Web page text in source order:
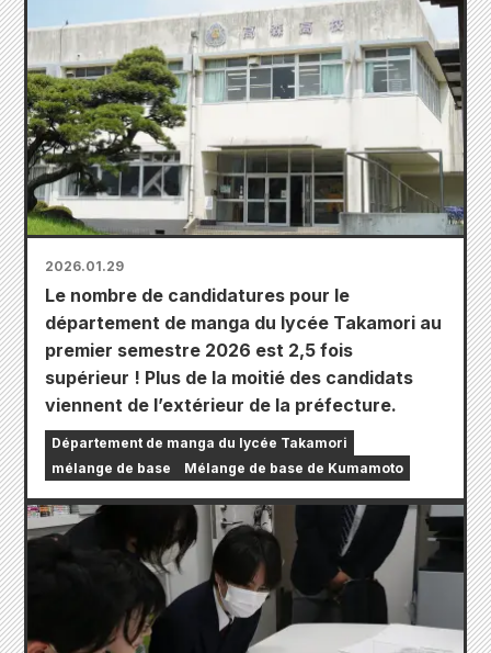
2026.01.29
Le nombre de candidatures pour le
département de manga du lycée Takamori au
premier semestre 2026 est 2,5 fois
supérieur ! Plus de la moitié des candidats
viennent de l’extérieur de la préfecture.
Département de manga du lycée Takamori
mélange de base
Mélange de base de Kumamoto